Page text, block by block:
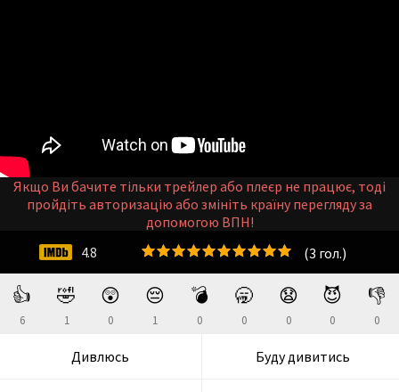
👍
6
🤣
1
😲
0
😔
1
💣
0
🥱
0
😧
0
😈
0
👎
0
Дивлюсь Буду дивитись
(3 гол.)
4.8
Якщо Ви бачите тільки трейлер або плеєр не працює, тоді
пройдіть авторизацію або змініть країну перегляду за
допомогою ВПН!